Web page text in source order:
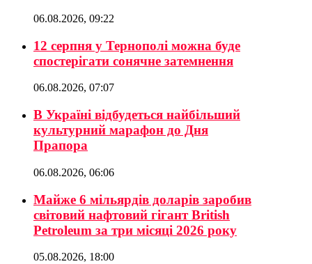
06.08.2026, 09:22
12 серпня у Тернополі можна буде
спостерігати сонячне затемнення
06.08.2026, 07:07
В Україні відбудеться найбільший
культурний марафон до Дня
Прапора
06.08.2026, 06:06
Майже 6 мільярдів доларів заробив
світовий нафтовий гігант British
Petroleum за три місяці 2026 року
05.08.2026, 18:00